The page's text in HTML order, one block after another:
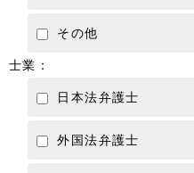
その他
士業：
日本法弁護士
外国法弁護士